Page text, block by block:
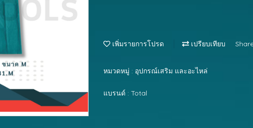
เพิ่มรายการโปรด เปรียบเทียบ
หมวดหมู่ : อุปกรณ์เสริม และอะไหล่
แบรนด์ : Total